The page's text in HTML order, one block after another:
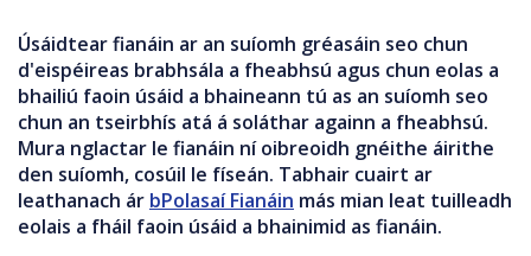
Úsáidtear fianáin ar an suíomh gréasáin seo chun
d'eispéireas brabhsála a fheabhsú agus chun eolas a
bhailiú faoin úsáid a bhaineann tú as an suíomh seo
chun an tseirbhís atá á soláthar againn a fheabhsú.
Mura nglactar le fianáin ní oibreoidh gnéithe áirithe
den suíomh, cosúil le físeán. Tabhair cuairt ar
leathanach ár bPolasaí Fianáin más mian leat tuilleadh
eolais a fháil faoin úsáid a bhainimid as fianáin.